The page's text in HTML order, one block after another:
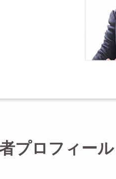
プロフィール